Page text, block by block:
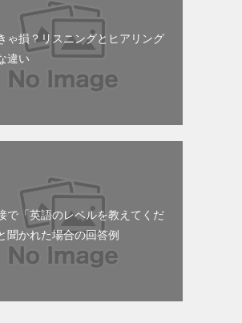
ゃ損？リスニングとヒアリング
違い
で「英語のレベルを教えてくだ
聞かれた場合の回答例